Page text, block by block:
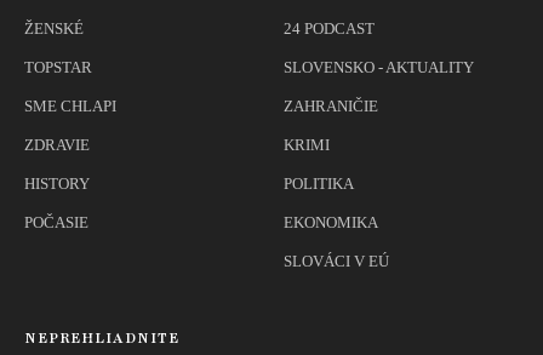
ŽENSKÉ
TOPSTAR
SME CHLAPI
ZDRAVIE
HISTORY
POČASIE
24 PODCAST
SLOVENSKO - AKTUALITY
ZAHRANIČIE
KRIMI
POLITIKA
EKONOMIKA
SLOVÁCI V EÚ
NEPREHLIADNITE